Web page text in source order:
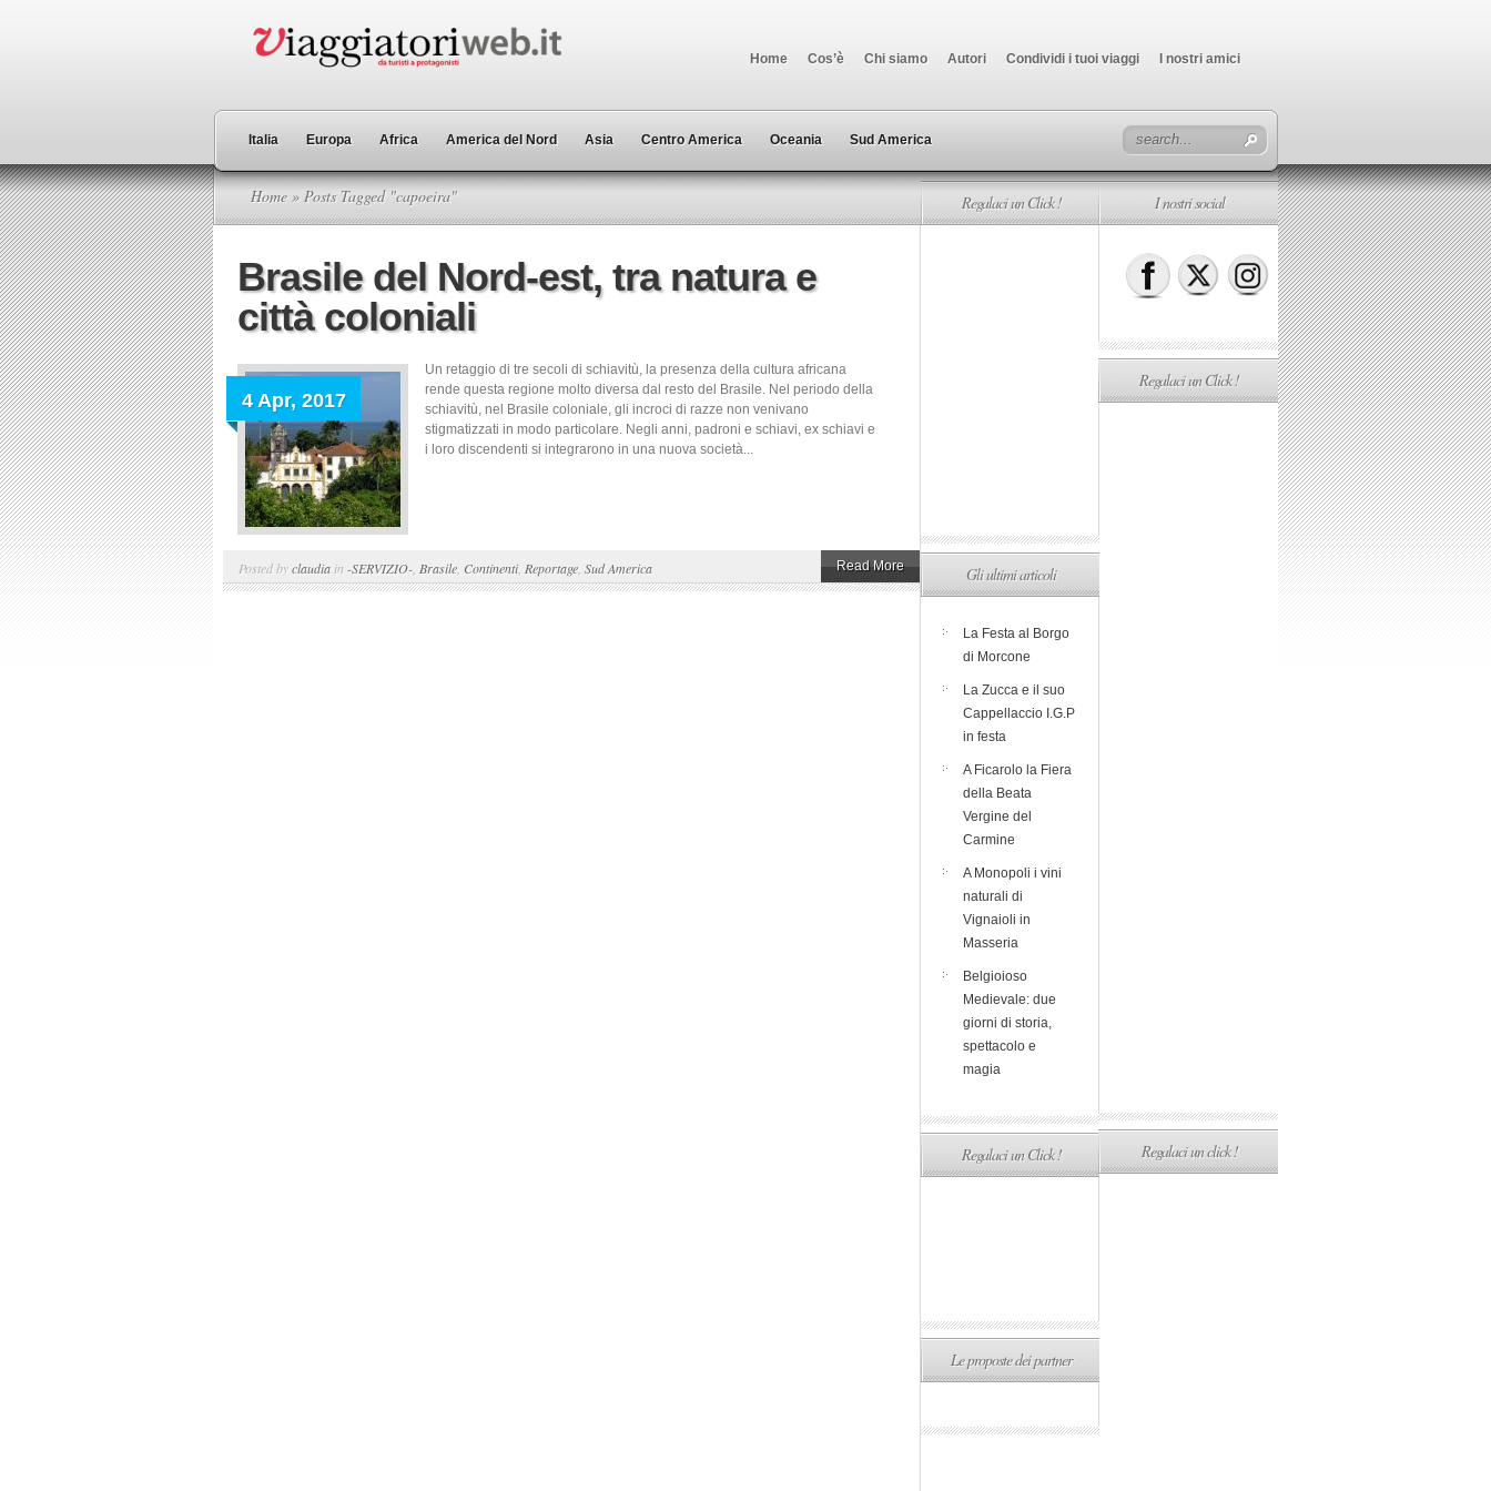
Home Cos’è Chi siamo Autori Condividi i tuoi viaggi I nostri amici
Italia Europa Africa America del Nord Asia Centro America Oceania Sud America
Home » Posts Tagged "capoeira"
Brasile del Nord-est, tra natura e
città coloniali
4 Apr, 2017
Un retaggio di tre secoli di schiavitù, la presenza della cultura africana
rende questa regione molto diversa dal resto del Brasile. Nel periodo della
schiavitù, nel Brasile coloniale, gli incroci di razze non venivano
stigmatizzati in modo particolare. Negli anni, padroni e schiavi, ex schiavi e
i loro discendenti si integrarono in una nuova società...
Posted byclaudia in -SERVIZIO- Brasile Continenti, Reportage Sud America Read More
Regalaci un Click !
Gli ultimi articoli
La Festa al Borgo
di Morcone
La Zucca e il suo
Cappellaccio I.G.P
in festa
A Ficarolo la Fiera
della Beata
Vergine del
Carmine
A Monopoli i vini
naturali di
Vignaioli in
Masseria
Belgioioso
Medievale: due
giorni di storia,
spettacolo e
magia
Regalaci un Click !
Le proposte dei partner
I nostri social
Regalaci un Click !
Regalaci un click !